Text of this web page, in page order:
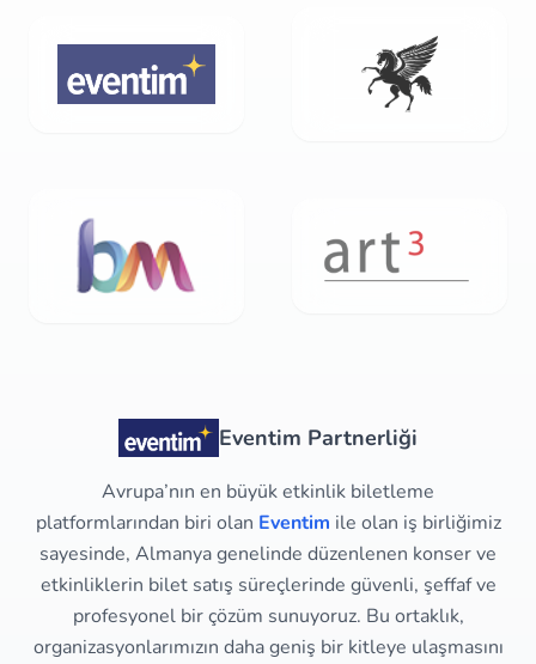
Eventim Partnerliği
Avrupa’nın en büyük etkinlik biletleme
platformlarından biri olan Eventim ile olan iş birliğimiz
sayesinde, Almanya genelinde düzenlenen konser ve
etkinliklerin bilet satış süreçlerinde güvenli, şeffaf ve
profesyonel bir çözüm sunuyoruz. Bu ortaklık,
organizasyonlarımızın daha geniş bir kitleye ulaşmasını